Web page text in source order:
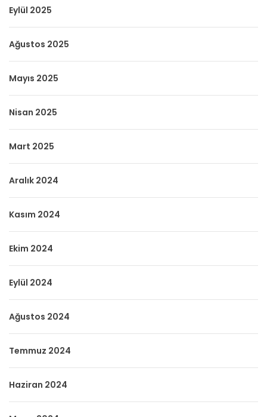
Eylül 2025
Ağustos 2025
Mayıs 2025
Nisan 2025
Mart 2025
Aralık 2024
Kasım 2024
Ekim 2024
Eylül 2024
Ağustos 2024
Temmuz 2024
Haziran 2024